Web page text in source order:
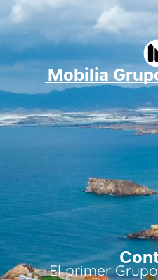
Mobilia
El primer